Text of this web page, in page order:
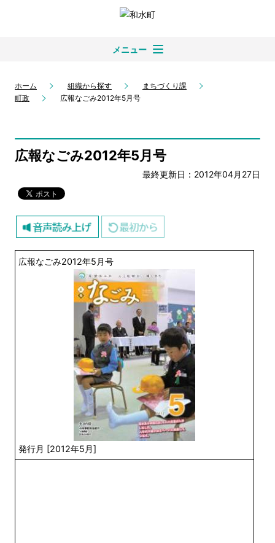
メニュー
ホーム 組織から探す
まちづくり課
町政
広報なごみ2012年5月号
広報なごみ2012年5月号
最終更新日：2012年04月27日
広報なごみ2012年5月号
発行月 [2012年5月]